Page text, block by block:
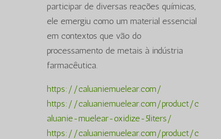
participar de diversas reações químicas,
ele emergiu como um material essencial
em contextos que vão do
processamento de metais à indústria
farmacêutica.
https://caluaniemuelear.com/
https://caluaniemuelear.com/product/c
aluanie-muelear-oxidize-5liters/
https://caluaniemuelear.com/product/c